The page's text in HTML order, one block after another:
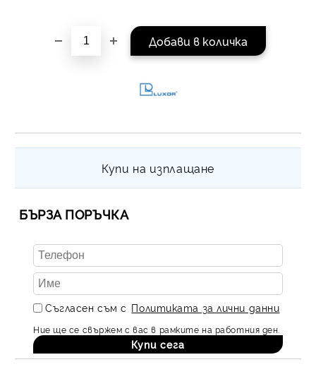
Купи на изплащане
БЪРЗА ПОРЪЧКА
Съгласен съм с Политиката за лични данни
Ние ще се свържем с вас в рамките на работния ден.